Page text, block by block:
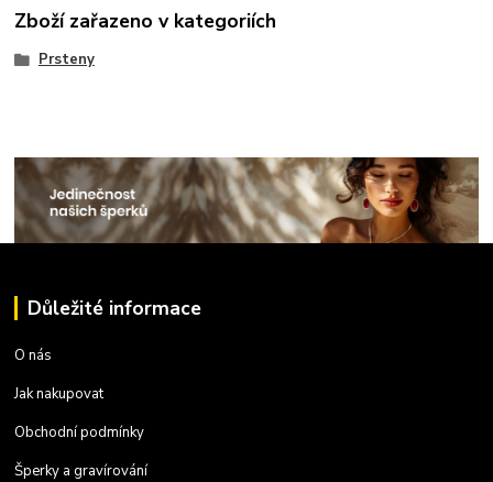
Zboží zařazeno v kategoriích
Prsteny
Důležité informace
O nás
Jak nakupovat
Obchodní podmínky
Šperky a gravírování